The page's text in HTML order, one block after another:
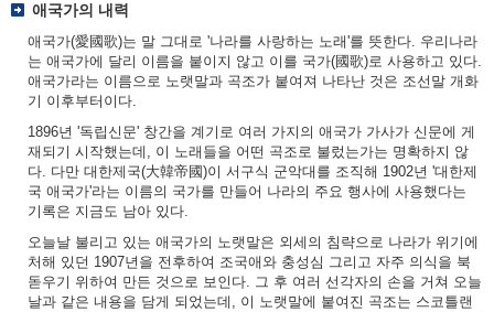
애국가의 내력
애국가(愛國歌)는 말 그대로 '나라를 사랑하는 노래'를 뜻한다. 우리나라
는 애국가에 달리 이름을 붙이지 않고 이를 국가(國歌)로 사용하고 있다.
애국가라는 이름으로 노랫말과 곡조가 붙여져 나타난 것은 조선말 개화
기 이후부터이다.
1896년 '독립신문' 창간을 계기로 여러 가지의 애국가 가사가 신문에 게
재되기 시작했는데, 이 노래들을 어떤 곡조로 불렀는가는 명확하지 않
다. 다만 대한제국(大韓帝國)이 서구식 군악대를 조직해 1902년 '대한제
국 애국가'라는 이름의 국가를 만들어 나라의 주요 행사에 사용했다는
기록은 지금도 남아 있다.
오늘날 불리고 있는 애국가의 노랫말은 외세의 침략으로 나라가 위기에
처해 있던 1907년을 전후하여 조국애와 충성심 그리고 자주 의식을 북
돋우기 위하여 만든 것으로 보인다. 그 후 여러 선각자의 손을 거쳐 오늘
날과 같은 내용을 담게 되었는데, 이 노랫말에 붙여진 곡조는 스코틀랜